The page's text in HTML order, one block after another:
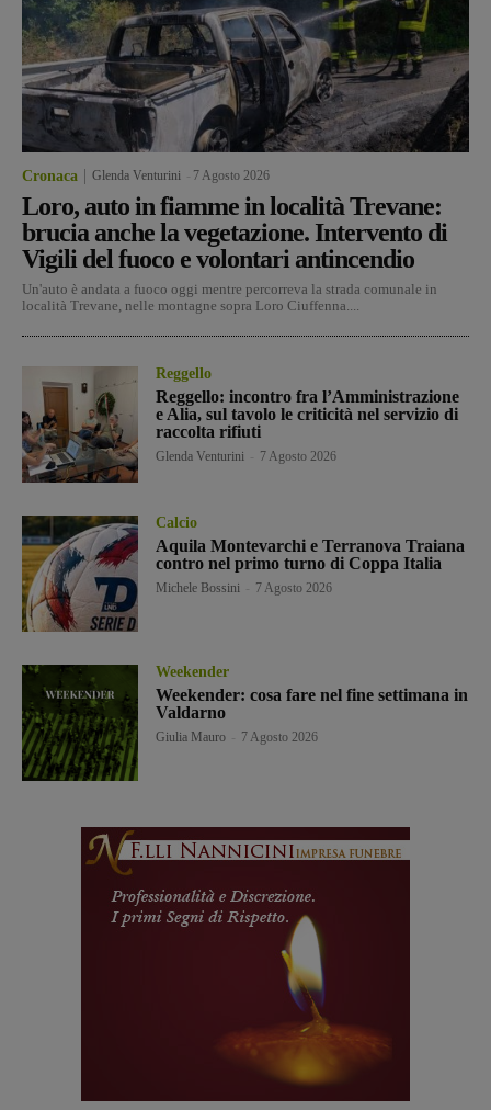
Cronaca Glenda Venturini 7 Agosto 2026
Loro, auto in fiamme in località Trevane:
brucia anche la vegetazione. Intervento di
Vigili del fuoco e volontari antincendio
Un'auto è andata a fuoco oggi mentre percorreva la strada comunale in
località Trevane, nelle montagne sopra Loro Ciuffenna....
Reggello
Reggello: incontro fra l’Amministrazione
e Alia, sul tavolo le criticità nel servizio di
raccolta rifiuti
Glenda Venturini 7 Agosto 2026
Calcio
Aquila Montevarchi e Terranova Traiana
contro nel primo turno di Coppa Italia
Michele Bossini 7 Agosto 2026
Weekender
Weekender: cosa fare nel fine settimana in
Valdarno
Giulia Mauro 7 Agosto 2026